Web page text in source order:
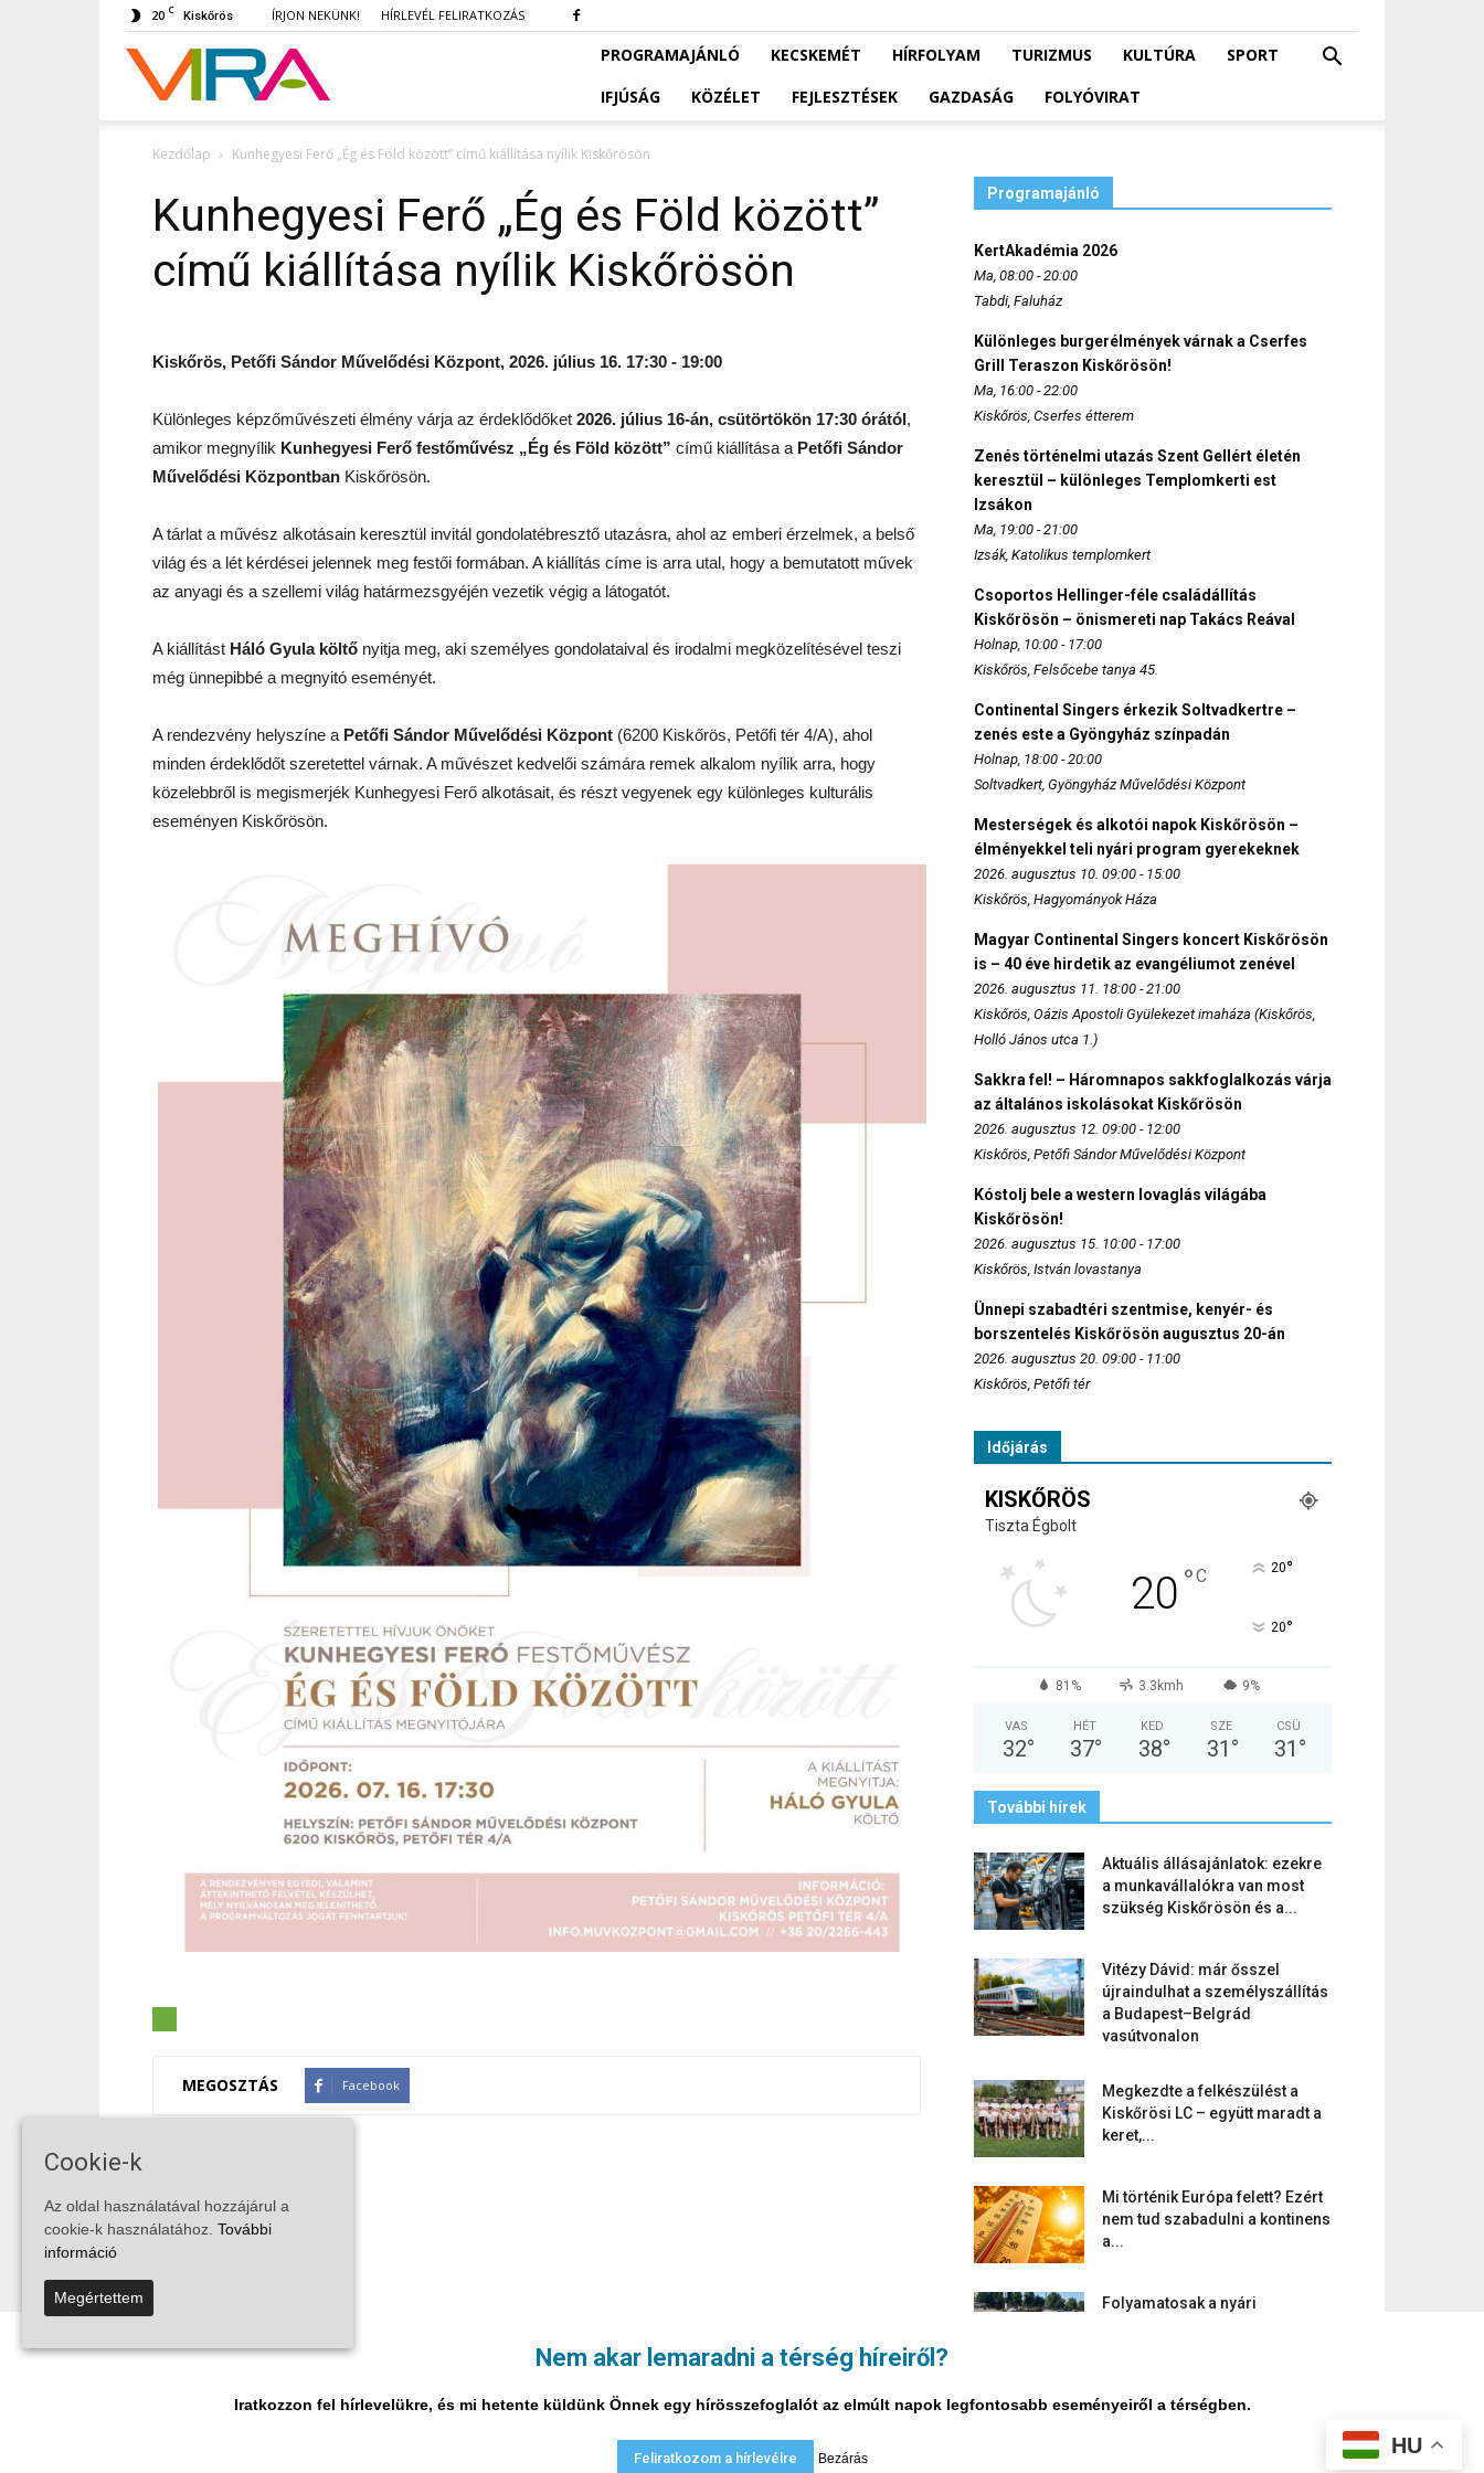
Nem akar lemaradni a térség híreiről?
Iratkozzon fel hírlevelükre, és mi hetente küldünk Önnek egy hírösszefoglalót az elmúlt napok legfontosabb eseményeiről a térségben.
Feliratkozom a hírlevélre Bezárás
20 C Kiskőrös ÍRJON NEKÜNK! HÍRLEVÉL FELIRATKOZÁS
VIRA PROGRAMAJÁNLÓ KECSKEMÉT HÍRFOLYAM TURIZMUS KULTÚRA
SPORT
IFJÚSÁG
KÖZÉLET FEJLESZTÉSEK GAZDASÁG FOLYÓVIRAT
Kezdőlap Kunhegyesi Ferő „Ég és Föld között” című kiállítása nyílik Kiskőrösön
Kunhegyesi Ferő „Ég és Föld között”
című kiállítása nyílik Kiskőrösön
Kiskőrös, Petőfi Sándor Művelődési Központ, 2026. július 16. 17:30 - 19:00
Különleges képzőművészeti élmény várja az érdeklődőket 2026. július 16-án, csütörtökön 17:30 órától,
amikor megnyílik Kunhegyesi Ferő festőművész „Ég és Föld között” című kiállítása a Petőfi Sándor
Művelődési Központban Kiskőrösön.
A tárlat a művész alkotásain keresztül invitál gondolatébresztő utazásra, ahol az emberi érzelmek, a belső
világ és a lét kérdései jelennek meg festői formában. A kiállítás címe is arra utal, hogy a bemutatott művek
az anyagi és a szellemi világ határmezsgyéjén vezetik végig a látogatót.
A kiállítást Háló Gyula költő nyitja meg, aki személyes gondolataival és irodalmi megközelítésével teszi
még ünnepibbé a megnyitó eseményét.
A rendezvény helyszíne a Petőfi Sándor Művelődési Központ (6200 Kiskőrös, Petőfi tér 4/A), ahol
minden érdeklődőt szeretettel várnak. A művészet kedvelői számára remek alkalom nyílik arra, hogy
közelebbről is megismerjék Kunhegyesi Ferő alkotásait, és részt vegyenek egy különleges kulturális
eseményen Kiskőrösön.
MEGOSZTÁS Facebook
Programajánló
KertAkadémia 2026
Ma, 08:00 - 20:00
Tabdi, Faluház
Különleges burgerélmények várnak a Cserfes
Grill Teraszon Kiskőrösön!
Ma, 16:00 - 22:00
Kiskőrös, Cserfes étterem
Zenés történelmi utazás Szent Gellért életén
keresztül – különleges Templomkerti est
Izsákon
Ma, 19:00 - 21:00
Izsák, Katolikus templomkert
Csoportos Hellinger-féle családállítás
Kiskőrösön – önismereti nap Takács Reával
Holnap, 10:00 - 17:00
Kiskőrös, Felsőcebe tanya 45.
Continental Singers érkezik Soltvadkertre –
zenés este a Gyöngyház színpadán
Holnap, 18:00 - 20:00
Soltvadkert, Gyöngyház Művelődési Központ
Mesterségek és alkotói napok Kiskőrösön –
élményekkel teli nyári program gyerekeknek
2026. augusztus 10. 09:00 - 15:00
Kiskőrös, Hagyományok Háza
Magyar Continental Singers koncert Kiskőrösön
is – 40 éve hirdetik az evangéliumot zenével
2026. augusztus 11. 18:00 - 21:00
Kiskőrös, Oázis Apostoli Gyülekezet imaháza (Kiskőrös,
Holló János utca 1.)
Sakkra fel! – Háromnapos sakkfoglalkozás várja
az általános iskolásokat Kiskőrösön
2026. augusztus 12. 09:00 - 12:00
Kiskőrös, Petőfi Sándor Művelődési Központ
Kóstolj bele a western lovaglás világába
Kiskőrösön!
2026. augusztus 15. 10:00 - 17:00
Kiskőrös, István lovastanya
Ünnepi szabadtéri szentmise, kenyér- és
borszentelés Kiskőrösön augusztus 20-án
2026. augusztus 20. 09:00 - 11:00
Kiskőrös, Petőfi tér
Időjárás
KISKŐRÖS
Tiszta Égbolt
20 °C 20°
20°
81% 3.3kmh 9%
VAS
32°
HÉT
37°
KED
38°
SZE
31 °
CSÜ
31 °
További hírek
Aktuális állásajánlatok: ezekre
a munkavállalókra van most
szükség Kiskőrösön és a...
Vitézy Dávid: már ősszel
újraindulhat a személyszállítás
a Budapest–Belgrád
vasútvonalon
Megkezdte a felkészülést a
Kiskőrösi LC – együtt maradt a
keret,...
Mi történik Európa felett? Ezért
nem tud szabadulni a kontinens
a...
Folyamatosak a nyári
HU
Cookie-k
Az oldal használatával hozzájárul a
cookie-k használatához. További
információ
Megértettem